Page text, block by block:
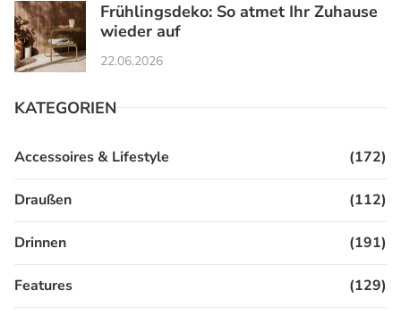
Frühlingsdeko: So atmet Ihr Zuhause
wieder auf
22.06.2026
KATEGORIEN
Accessoires & Lifestyle (172)
Draußen (112)
Drinnen (191)
Features (129)